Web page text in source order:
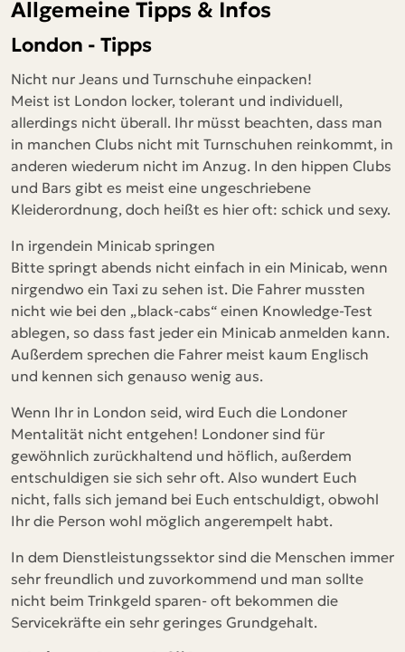
Allgemeine Tipps & Infos
London - Tipps
Nicht nur Jeans und Turnschuhe einpacken!
Meist ist London locker, tolerant und individuell,
allerdings nicht überall. Ihr müsst beachten, dass man
in manchen Clubs nicht mit Turnschuhen reinkommt, in
anderen wiederum nicht im Anzug. In den hippen Clubs
und Bars gibt es meist eine ungeschriebene
Kleiderordnung, doch heißt es hier oft: schick und sexy.
In irgendein Minicab springen
Bitte springt abends nicht einfach in ein Minicab, wenn
nirgendwo ein Taxi zu sehen ist. Die Fahrer mussten
nicht wie bei den „black-cabs“ einen Knowledge-Test
ablegen, so dass fast jeder ein Minicab anmelden kann.
Außerdem sprechen die Fahrer meist kaum Englisch
und kennen sich genauso wenig aus.
Wenn Ihr in London seid, wird Euch die Londoner
Mentalität nicht entgehen! Londoner sind für
gewöhnlich zurückhaltend und höflich, außerdem
entschuldigen sie sich sehr oft. Also wundert Euch
nicht, falls sich jemand bei Euch entschuldigt, obwohl
Ihr die Person wohl möglich angerempelt habt.
In dem Dienstleistungssektor sind die Menschen immer
sehr freundlich und zuvorkommend und man sollte
nicht beim Trinkgeld sparen- oft bekommen die
Servicekräfte ein sehr geringes Grundgehalt.